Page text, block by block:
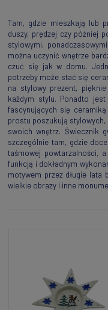
Tam, gdzie mieszkają lub
duszy, prędzej czy później
stylowymi,
można uczynić wnętrze
czuć się jak w domu.
potrzeby może stać się
na stylowy prezent,
każdym stylu. Ponadto
fascynujących się
prostu poszukują
swoich wnętrz. Świecznik
szczególnie tam, gdzie
taśmowej powtarzalności,
funkcją i dokładnym
motywem przez długie lata
wielkie obrazy i inne